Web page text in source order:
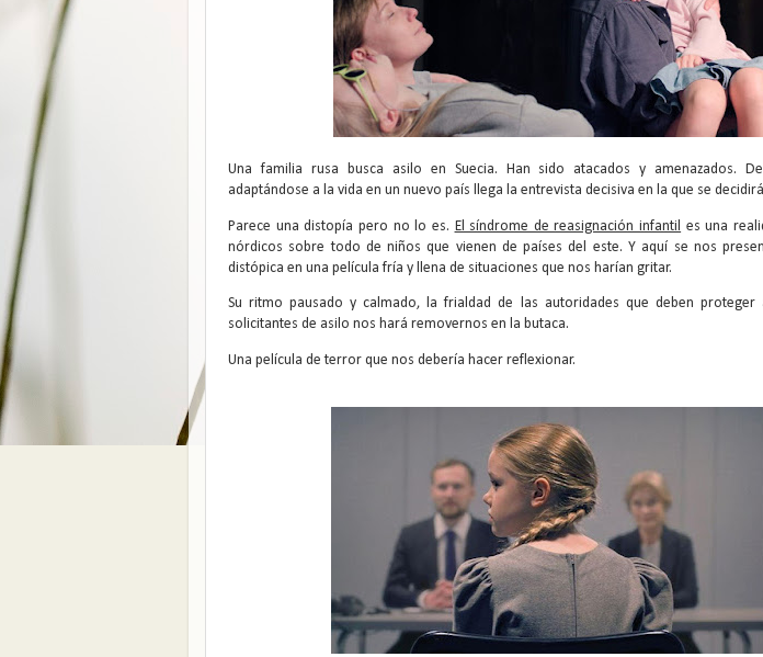
Una familia rusa busca asilo en Suecia. Han sido atacados y amenazados.
adaptándose a la vida en un nuevo país llega la entrevista decisiva en la que se
Parece una distopía pero no lo es. El síndrome de reasignación infantil
es una
nórdicos sobre todo de niños que vienen de países del este. Y aquí se nos
distópica en una película fría y llena de situaciones que nos harían gritar.
Su ritmo pausado y calmado, la frialdad de las autoridades que deben proteger
solicitantes de asilo nos hará removernos en la butaca.
Una película de terror que nos debería hacer reflexionar.